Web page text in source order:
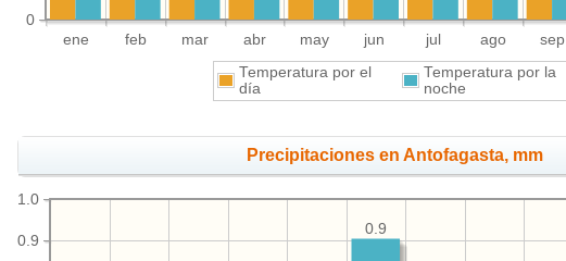
ene feb mar abr may jun jul ago sep
0
Temperatura por el
día
Temperatura por la
noche
Precipitaciones en Antofagasta, mm
0.9
1.0
0.9